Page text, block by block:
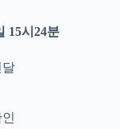
15시24분
달